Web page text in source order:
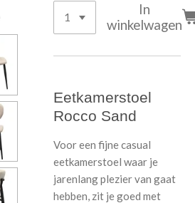
In
winkelwagen
Eetkamerstoel
Rocco Sand
Voor een fijne casual
eetkamerstoel waar je
jarenlang plezier van gaat
hebben, zit je goed met